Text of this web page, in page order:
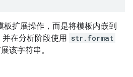
板扩展操作，而是将模板内嵌到
在分析阶段使用 str.format
该字符串。